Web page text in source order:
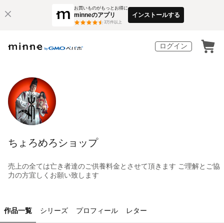
お買いものがもっとお得に
minneのアプリ
3万件以上
インストールする
ログイン
ちょろめろショップ
売上の全ては亡き者達のご供養料金とさせて頂きます ご理解とご協
力の方宜しくお願い致します
作品一覧 シリーズ プロフィール レター